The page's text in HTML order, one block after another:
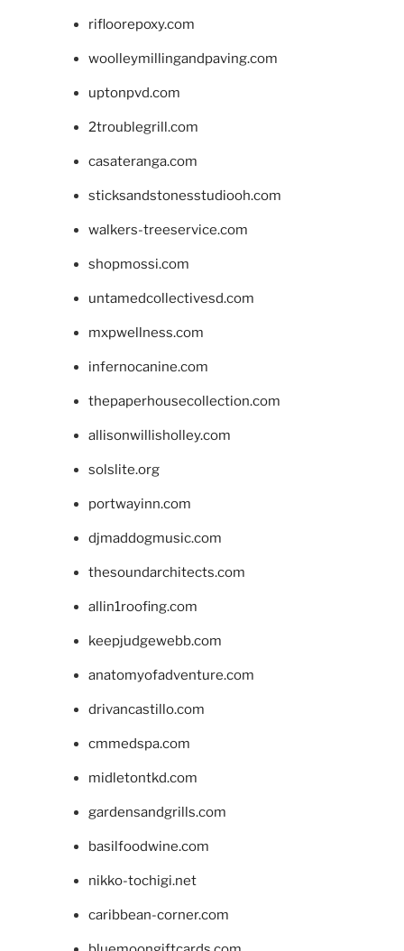
rifloorepoxy.com
woolleymillingandpaving.com
uptonpvd.com
2troublegrill.com
casateranga.com
sticksandstonesstudiooh.com
walkers-treeservice.com
shopmossi.com
untamedcollectivesd.com
mxpwellness.com
infernocanine.com
thepaperhousecollection.com
allisonwillisholley.com
solslite.org
portwayinn.com
djmaddogmusic.com
thesoundarchitects.com
allin1roofing.com
keepjudgewebb.com
anatomyofadventure.com
drivancastillo.com
cmmedspa.com
midletontkd.com
gardensandgrills.com
basilfoodwine.com
nikko-tochigi.net
caribbean-corner.com